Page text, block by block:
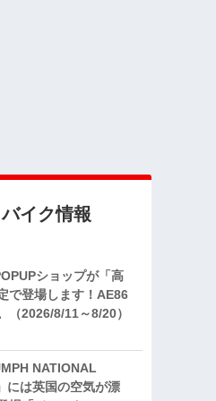
イク情報
ショップが「高
で登場します！AE86
（2026/8/11～8/20）
NATIONAL
には英国の空気が漂